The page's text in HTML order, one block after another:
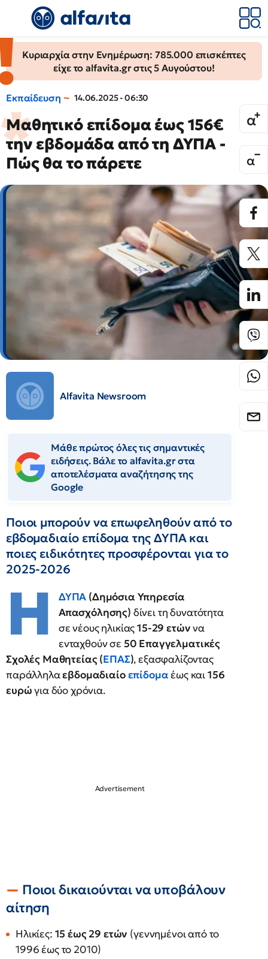
Κυριαρχία στην Ενημέρωση: 785.000 επισκέπτες
είχε το alfavita.gr στις 5 Αυγούστου!
Εκπαίδευση 14.06.2025 - 06:30
Μαθητικό επίδομα έως 156€
την εβδομάδα από τη ΔΥΠΑ -
Πώς θα το πάρετε
Alfavita Newsroom
Μάθε πρώτος όλες τις σημαντικές
ειδήσεις. Βάλε το alfavita.gr στα
αποτελέσματα αναζήτησης της
Google
Ποιοι μπορούν να επωφεληθούν από το
εβδομαδιαίο επίδομα της ΔΥΠΑ και
ποιες ειδικότητες προσφέρονται για το
2025-2026
Η ΔΥΠΑ (Δημόσια Υπηρεσία
Απασχόλησης) δίνει τη δυνατότητα
σε νέους ηλικίας15-29 ετώννα
ενταχθούν σε 50 Επαγγελματικές
Σχολές Μαθητείας (ΕΠΑΣ), εξασφαλίζοντας
παράλληλαεβδομαδιαίοεπίδομαέως και156
ευρώγια δύο χρόνια.
Ποιοι δικαιούνται να υποβάλουν
αίτηση
Ηλικίες: 15 έως 29 ετών (γεννημένοι από το
1996 έως το 2010)